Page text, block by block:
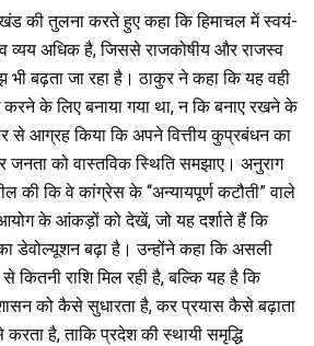
की तुलना करते हुए कहा कि हिमाचल में स्वयं-
व्यय अधिक है, जिससे राजकोषीय और राजस्व
बढ़ता जा रहा है। ठाकुर ने कहा कि यह वही
के लिए बनाया गया था, न कि बनाए रखने के
से आग्रह किया कि अपने वित्तीय कुप्रबंधन का
को वास्तविक स्थिति समझाए। अनुराग
की कि वे कांग्रेस के “अन्यायपूर्ण कटौती” वाले
के आंकड़ों को देखें, जो यह दर्शाते हैं कि
डेवोल्यूशन बढ़ा है। उन्होंने कहा कि असली
कितनी राशि मिल रही है, बल्कि यह है कि
को कैसे सुधारता है, कर प्रयास कैसे बढ़ाता
है, ताकि प्रदेश की स्थायी समृद्धि